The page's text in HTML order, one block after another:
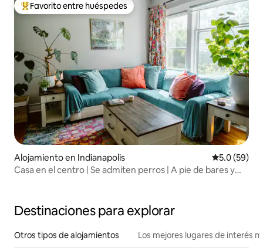
Favorito entre huéspedes preferido
Favorito entre huéspedes
Alojamiento en Indianapolis Calificación
5.0 (59)
Casa en el centro | Se admiten perros | A pie de bares y
Destinaciones para explorar
Otros tipos de alojamientos Los mejores lugares de interés